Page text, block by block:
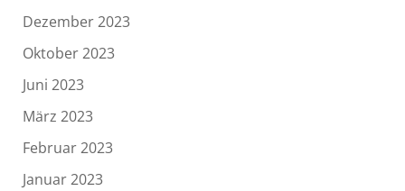
Dezember 2023
Oktober 2023
Juni 2023
März 2023
Februar 2023
Januar 2023